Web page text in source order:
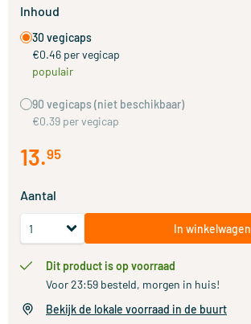
Inhoud
30 vegicaps
€0.46 per vegicap
populair
90 vegicaps (niet beschikbaar)
€0.39 per vegicap
13.95
Aantal
In winkelwagen
Dit product is op voorraad
Voor 23:59 besteld, morgen in huis!
Bekijk de lokale voorraad in de buurt